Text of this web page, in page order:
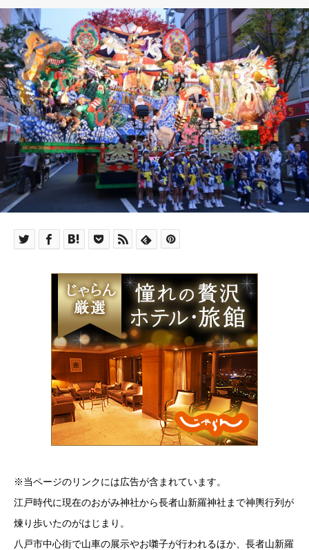
※当ページのリンクには広告が含まれています。
江戸時代に現在のおがみ神社から長者山新羅神社まで神輿行列が
煉り歩いたのがはじまり。
八戸市中心街で山車の展示やお囃子が行われるほか、長者山新羅